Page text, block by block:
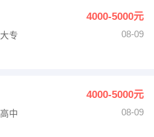
4000-5000元
大专
08-09
4000-5000元
高中
08-09